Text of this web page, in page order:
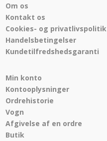
Om os
Kontakt os
Cookies- og privatlivspolitik
Handelsbetingelser
Kundetilfredshedsgaranti
Min konto
Kontooplysninger
Ordrehistorie
Vogn
Afgivelse af en ordre
Butik